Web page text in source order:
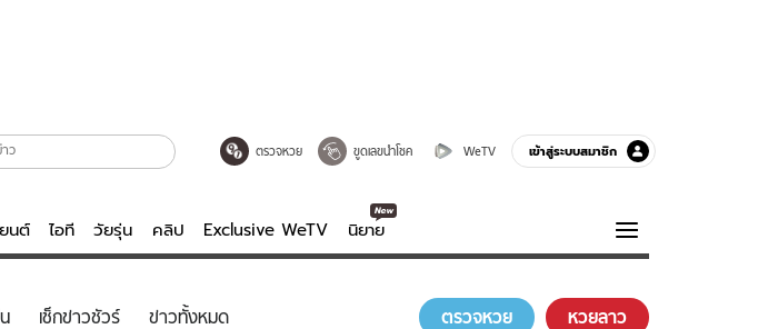
ตรวจหวย ขูดเลขนำโชค WeTV เข้าสู่ระบบสมาชิก
นต์ ไอที วัยรุ่น คลิป Exclusive WeTV นิยาย
บันเทิงครบรส ความรู้รอบตัว
เช็กข่าวชัวร์ ข่าวทั้งหมด ตรวจหวย หวยลาว